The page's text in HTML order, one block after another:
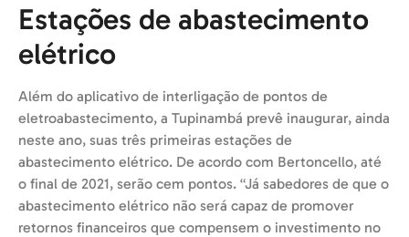
Estações de abastecimento
elétrico
Além do aplicativo de interligação de pontos de
eletroabastecimento, a Tupinambá prevê inaugurar, ainda
neste ano, suas três primeiras estações de
abastecimento elétrico. De acordo com Bertoncello, até
o final de 2021, serão cem pontos. “Já sabedores de que o
abastecimento elétrico não será capaz de promover
retornos financeiros que compensem o investimento no